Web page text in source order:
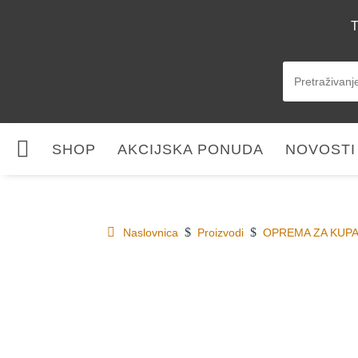
 SHOP AKCIJSKA PONUDA NOVOSTI
Naslovnica $ Proizvodi $ OPREMA ZA